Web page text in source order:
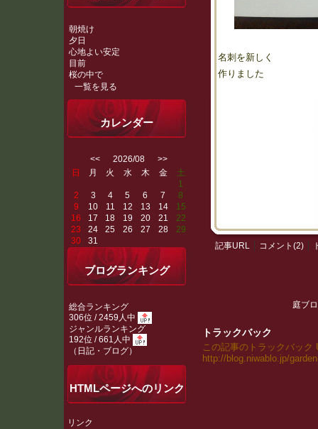
名刺を新しく
作りました
記事URL コメント(2)
庭ブ
トラックバック
この記事のトラックバック
http://blog.niwablo.jp/
朝焼け
夕日
心地よい安定
目前
桜の中で
一覧を見る
カレンダー
<<2026/08 >>
日
月 火 水 木 金
土
1
2
3 4 5 6 7
8
9
10 11 12 13 14
15
16
17 18 19 20 21
22
23
24 25 26 27 28
29
30
31
ブログランキング
総合ランキング
306位 / 2459人中
ジャンルランキング
192位 / 661人中
（ 日記・ブログ）
HTMLページへのリンク
リンク